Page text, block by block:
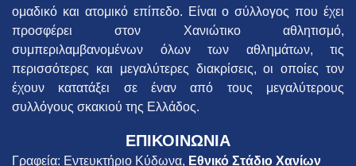
ομαδικό και ατομικό επίπεδο. Είναι ο σύλλογος που έχει
προσφέρει στον Χανιώτικο αθλητισμό,
συμπεριλαμβανομένων όλων των αθλημάτων, τις
περισσότερες και μεγαλύτερες διακρίσεις, οι οποίες τον
έχουν κατατάξει σε έναν από τους μεγαλύτερους
συλλόγους σκακιού της Ελλάδος.
ΕΠΙΚΟΙΝΩΝΙΑ
Γραφεία: Εντευκτήριο Κύδωνα, Εθνικό Στάδιο Χανίων